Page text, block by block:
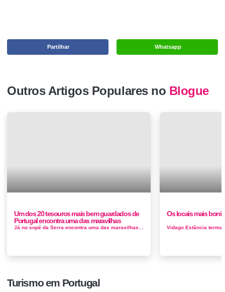
Whatsapp
Partilhar
Outros Artigos Populares no Blogue
Um dos 20 tesouros mais bem guardados de
Portugal encontra uma das maravilhas
Os locais mais
Turismo em Portugal